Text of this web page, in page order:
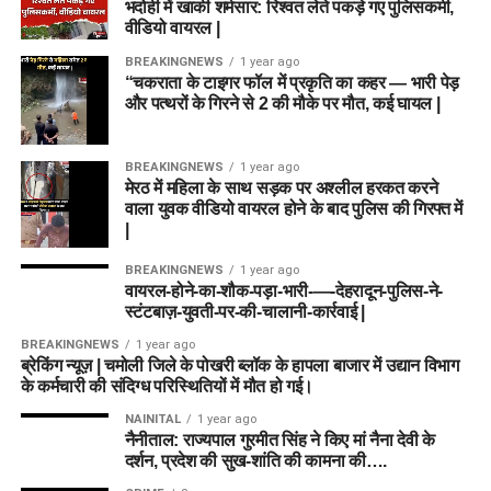
जानिए पिच रिपोर्ट और सम्बंधित प्लेईंग XI…
गेंदबाज
Kate Cross, Tilly Corteen-
Coleman
उपकप्तान (VC):Lauren Bell
Fantasy Cricket Expert
Winning Tips (फैंटेसी क्रिकेट गुरु
मंत्र)
ऑलराउंडर्स पर दें ज्यादा जोर:The Hundred फॉर्मेट में 100 गेंदें
ही होती हैं, इसलिए उन ऑलराउंडर्स को अपनी टीम में प्राथमिकता
दें जो टॉप 4 में बल्लेबाजी करते हैं और कम से कम 15-20 गेंदें
गेंदबाजी भी करते हैं।
Option 2: Grand League / Mega
Contest Team (High Risk – High
Reward)
Wicket-keeper:रहमानुल्लाह गुरबाज
Batters:सिदीकुल्लाह अतल, हशमतुल्लाह शाहिदी, केड
कारमाइकल, हैरी टेक्टर
Bowlers:राशिद खान (C), मार्क अडायर (VC), अल्लाह
गजनफर, गेविन होई
Captain Choice:राशिद
खान
Chris Wood
Usman Tariq
🔑 Key Players & Fantasy
Must-Picks (महत्वपूर्ण खिलाड़ी)
1.Liam Livingstone (London
Spirit)
लीविंगस्टोन अपनी आक्रामक बल्लेबाजी और कामचलाऊ लेग-स्पिन व
ऑफ-स्पिन गेंदबाजी से फैंटेसी प्वाइंट्स की झड़ी लगा सकते हैं। वे इस
सीजन स्पिरिट के मुख्य रन-स्कोरर रहे हैं।
2.Joe Clarke (Birmingham
Phoenix)
जो क्लार्क टॉप-ऑर्डर में निरंतरता के साथ रन बना रहे हैं। विकेटकीपिंग के
भदोही में खाकी शर्मसार: रिश्वत लेते पकड़े गए पुलिसकर्मी,
वीडियो वायरल |
BREAKINGNEWS 1 year ago
“चकराता के टाइगर फॉल में प्रकृति का कहर — भारी पेड़
और पत्थरों के गिरने से 2 की मौके पर मौत, कई घायल |
BREAKINGNEWS 1 year ago
मेरठ में महिला के साथ सड़क पर अश्लील हरकत करने
वाला युवक वीडियो वायरल होने के बाद पुलिस की गिरफ्त में
BREAKINGNEWS 1 year ago
वायरल-होने-का-शौक-पड़ा-भारी-—-देहरादून-पुलिस-ने-
स्टंटबाज़-युवती-पर-की-चालानी-कार्रवाई |
BREAKINGNEWS 1 year ago
ब्रेकिंग न्यूज़ | चमोली जिले के पोखरी ब्लॉक के हापला बाजार में उद्यान विभाग
के कर्मचारी की संदिग्ध परिस्थितियों में मौत हो गई।
NAINITAL 1 year ago
नैनीताल: राज्यपाल गुरमीत सिंह ने किए मां नैना देवी के
दर्शन, प्रदेश की सुख-शांति की कामना की….